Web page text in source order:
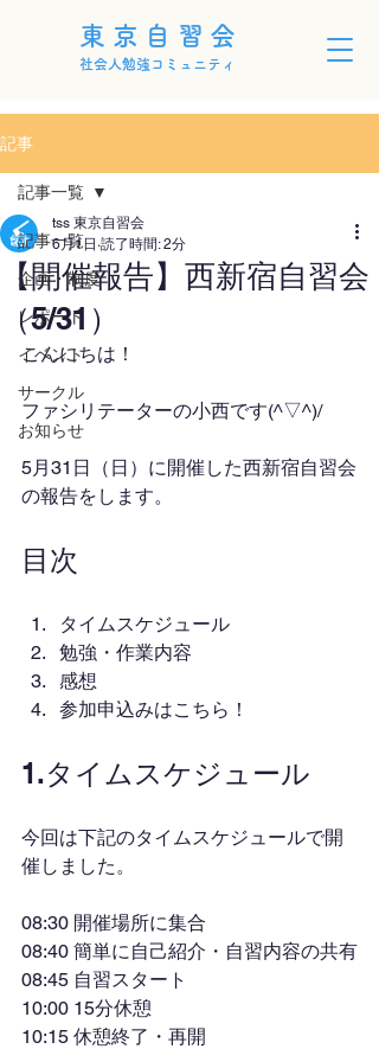
東京自習会
社会人勉強コミュニティ
記事
記事一覧
企画・制度
レポート
イベント
サークル
お知らせ
記事一覧
【開催報告】西新宿自習会
（5/31）
tss 東京自習会
6月1日 読了時間: 2分
こんにちは！
ファシリテーターの小西です(^▽^)/
5月31日（日）に開催した西新宿自習会
の報告をします。
目次
タイムスケジュール
勉強・作業内容
感想
参加申込みはこちら！
1.タイムスケジュール
今回は下記のタイムスケジュールで開
催しました。
08:30 開催場所に集合
08:40 簡単に自己紹介・自習内容の共有
08:45 自習スタート
10:00 15分休憩
10:15 休憩終了・再開